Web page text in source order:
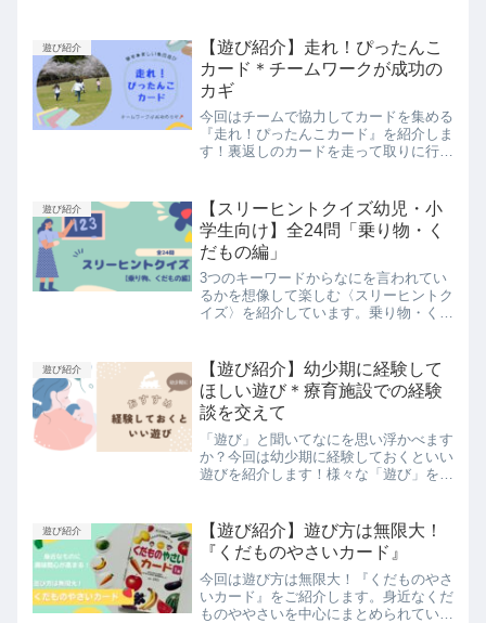
も合わせて紹介しているので、参考にし
てみてくださいね。
遊び紹介
【遊び紹介】走れ！ぴったんこ
カード＊チームワークが成功の
カギ
今回はチームで協力してカードを集める
『走れ！ぴったんこカード』を紹介しま
す！裏返しのカードを走って取りに行き
功のカギなので、自然と会話が生まれま
すよ。遊んでみてくださいね！
遊び紹介
【スリーヒントクイズ幼児・小
学生向け】全24問「乗り物・く
だもの編」
3つのキーワードからなにを言われてい
るかを想像して楽しむ〈スリーヒントク
イズ〉を紹介しています。乗り物・くだ
なキーワードを使っているので小さい子
さんでも楽しむことができます。またア
レンジ次第で小学生のお子さんも楽しめ
る内容になっていますので、ぜひご覧く
ださい！
遊び紹介
【遊び紹介】幼少期に経験して
ほしい遊び＊療育施設での経験
談を交えて
「遊び」と聞いてなにを思い浮かべます
か？今回は幼少期に経験しておくといい
遊びを紹介します！様々な「遊び」を経
紹介していますので、参考にしてみてく
ださいね。
遊び紹介
【遊び紹介】遊び方は無限大！
『くだものやさいカード』
今回は遊び方は無限大！『くだものやさ
いカード』をご紹介します。身近なくだ
ものややさいを中心にまとめられてい